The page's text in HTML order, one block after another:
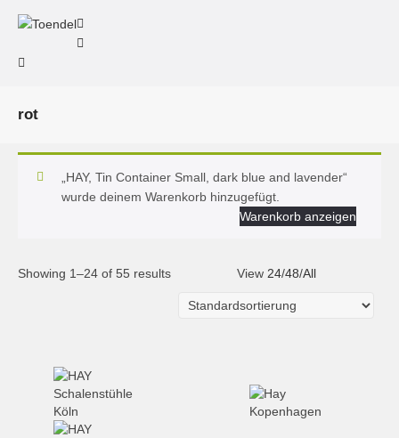
rot
„HAY, Tin Container Small, dark blue and lavender“
wurde deinem Warenkorb hinzugefügt.
Warenkorb anzeigen
Showing 1–24 of 55 results View 24/48/All